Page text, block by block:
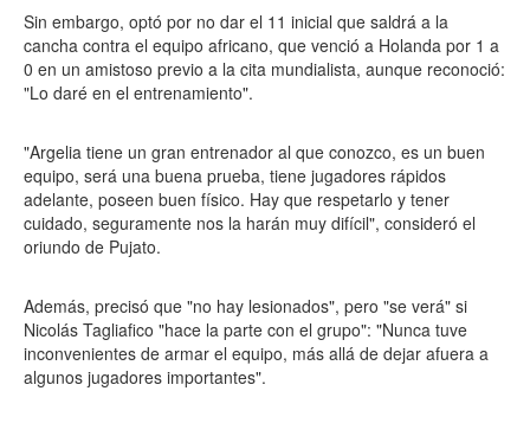
Sin embargo, optó por no dar el 11 inicial que saldrá a la
cancha contra el equipo africano, que venció a Holanda por 1 a
0 en un amistoso previo a la cita mundialista, aunque reconoció:
"Lo daré en el entrenamiento".
"Argelia tiene un gran entrenador al que conozco, es un buen
equipo, será una buena prueba, tiene jugadores rápidos
adelante, poseen buen físico. Hay que respetarlo y tener
cuidado, seguramente nos la harán muy difícil", consideró el
oriundo de Pujato.
Además, precisó que "no hay lesionados", pero "se verá" si
Nicolás Tagliafico "hace la parte con el grupo": "Nunca tuve
inconvenientes de armar el equipo, más allá de dejar afuera a
algunos jugadores importantes".